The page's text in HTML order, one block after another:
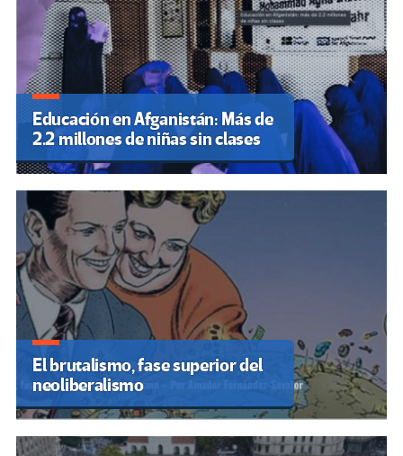
Educación en Afganistán: Más de
2.2 millones de niñas sin clases
El brutalismo, fase superior del
neoliberalismo